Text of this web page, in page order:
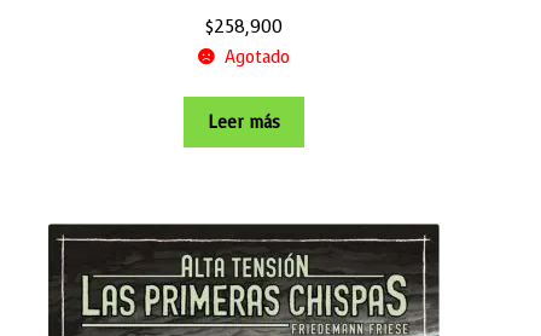
$258,900
Agotado
Leer más